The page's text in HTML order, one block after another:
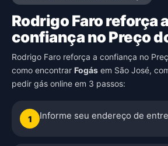
Rodrigo Faro reforça a
confiança no Preço
Rodrigo Faro reforça a confiança no
como encontrar Fogás em São José,
pedir gás online em 3 passos:
1 Informe seu endereço de